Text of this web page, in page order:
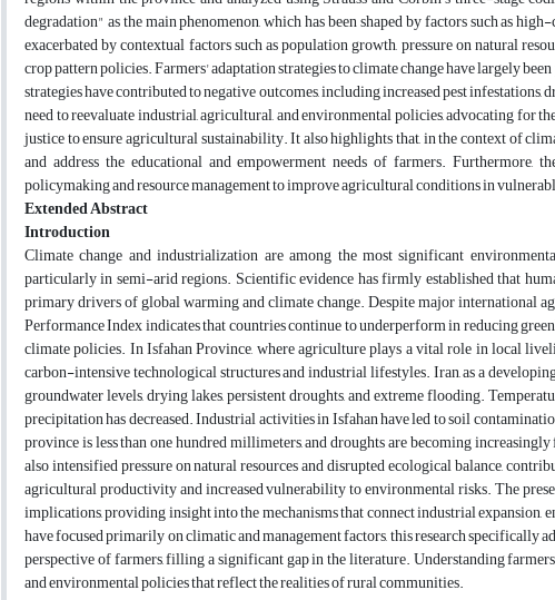
degradation" as the main phenomenon, which has been shaped by factors such as
exacerbated by contextual factors such as population growth, pressure on natural
crop pattern policies. Farmers' adaptation strategies to climate change have largely
strategies have contributed to negative outcomes, including increased pest
need to reevaluate industrial, agricultural, and environmental policies, advocating for
justice to ensure agricultural sustainability. It also highlights that, in the context of
and address the educational and empowerment needs of farmers. Furthermore,
policymaking and resource management to improve agricultural conditions in
Extended Abstract
Introduction
Climate change and industrialization are among the most significant
particularly in semi-arid regions. Scientific evidence has firmly established that
primary drivers of global warming and climate change. Despite major international
Performance Index indicates that countries continue to underperform in reducing
climate policies. In Isfahan Province, where agriculture plays a vital role in local
carbon-intensive technological structures and industrial lifestyles. Iran, as a
groundwater levels, drying lakes, persistent droughts, and extreme flooding.
precipitation has decreased. Industrial activities in Isfahan have led to soil
province is less than one hundred millimeters, and droughts are becoming
also intensified pressure on natural resources and disrupted ecological balance,
agricultural productivity and increased vulnerability to environmental risks. The
implications, providing insight into the mechanisms that connect industrial
have focused primarily on climatic and management factors, this research
perspective of farmers, filling a significant gap in the literature. Understanding
and environmental policies that reflect the realities of rural communities.